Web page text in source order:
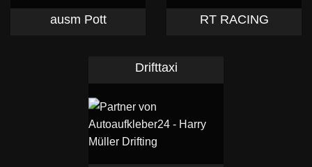
ausm Pott RT RACING
Drifttaxi